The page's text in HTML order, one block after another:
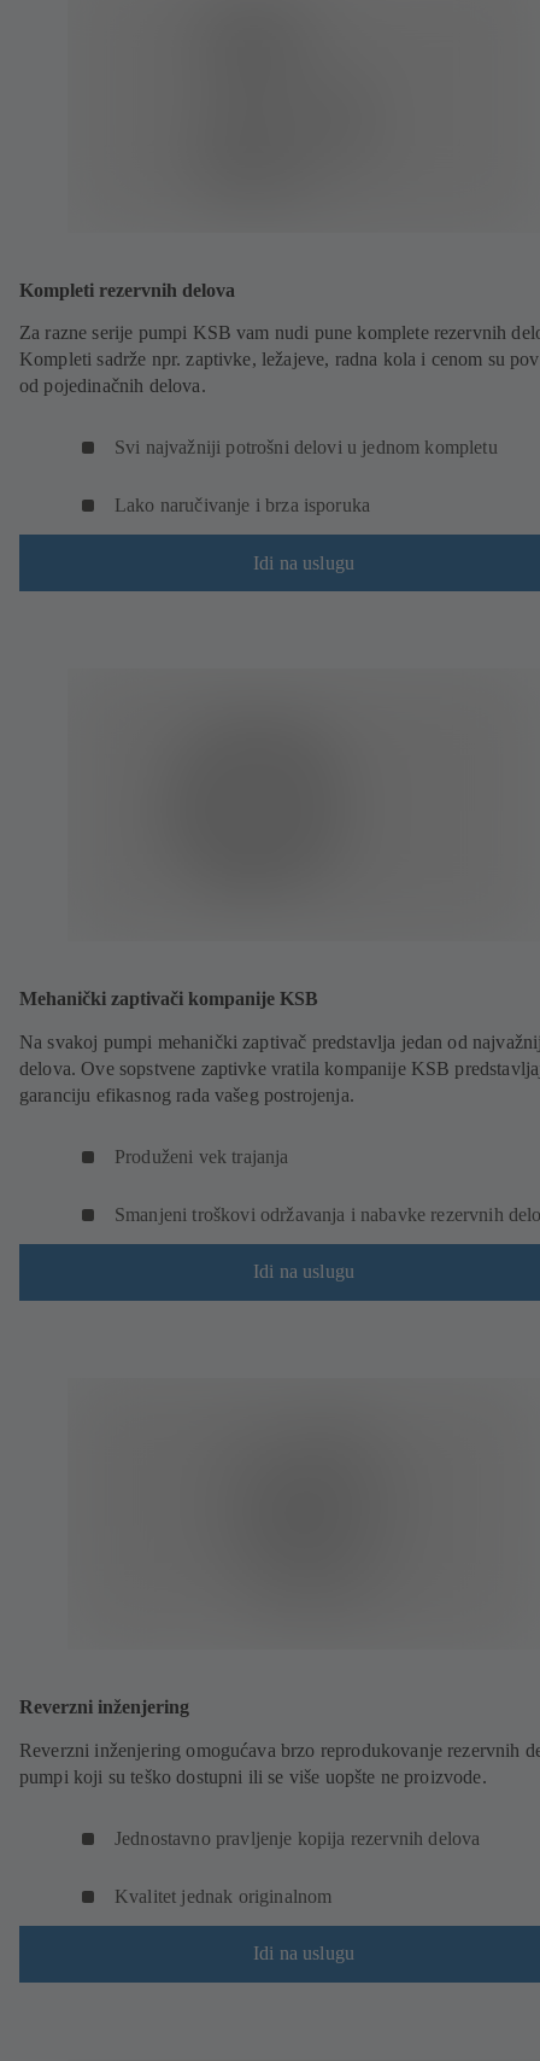
Kompleti rezervnih delova
Za razne serije pumpi KSB vam nudi pune komplete rezervnih
Kompleti sadrže npr. zaptivke, ležajeve, radna kola i cenom su
od pojedinačnih delova.
Svi najvažniji potrošni delovi u jednom kompletu
Lako naručivanje i brza isporuka
Idi na uslugu
Mehanički zaptivači kompanije KSB
Na svakoj pumpi mehanički zaptivač predstavlja jedan od
delova. Ove sopstvene zaptivke vratila kompanije KSB
garanciju efikasnog rada vašeg postrojenja.
Produženi vek trajanja
Smanjeni troškovi održavanja i nabavke rezervnih
Idi na uslugu
Reverzni inženjering
Reverzni inženjering omogućava brzo reprodukovanje rezervnih
pumpi koji su teško dostupni ili se više uopšte ne proizvode.
Jednostavno pravljenje kopija rezervnih delova
Kvalitet jednak originalnom
Idi na uslugu